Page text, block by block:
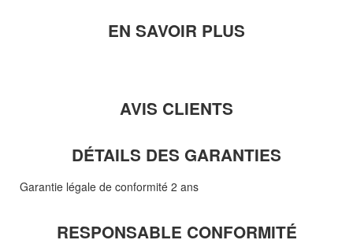
EN SAVOIR PLUS
AVIS CLIENTS
DÉTAILS DES GARANTIES
Garantie légale de conformité 2 ans
RESPONSABLE CONFORMITÉ